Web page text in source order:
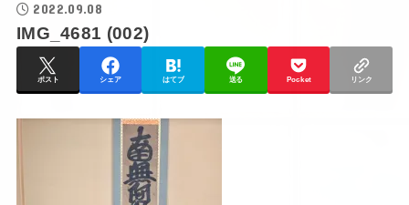
2022.09.08
IMG_4681 (002)
ポスト シェア はてブ 送る Pocket リンク